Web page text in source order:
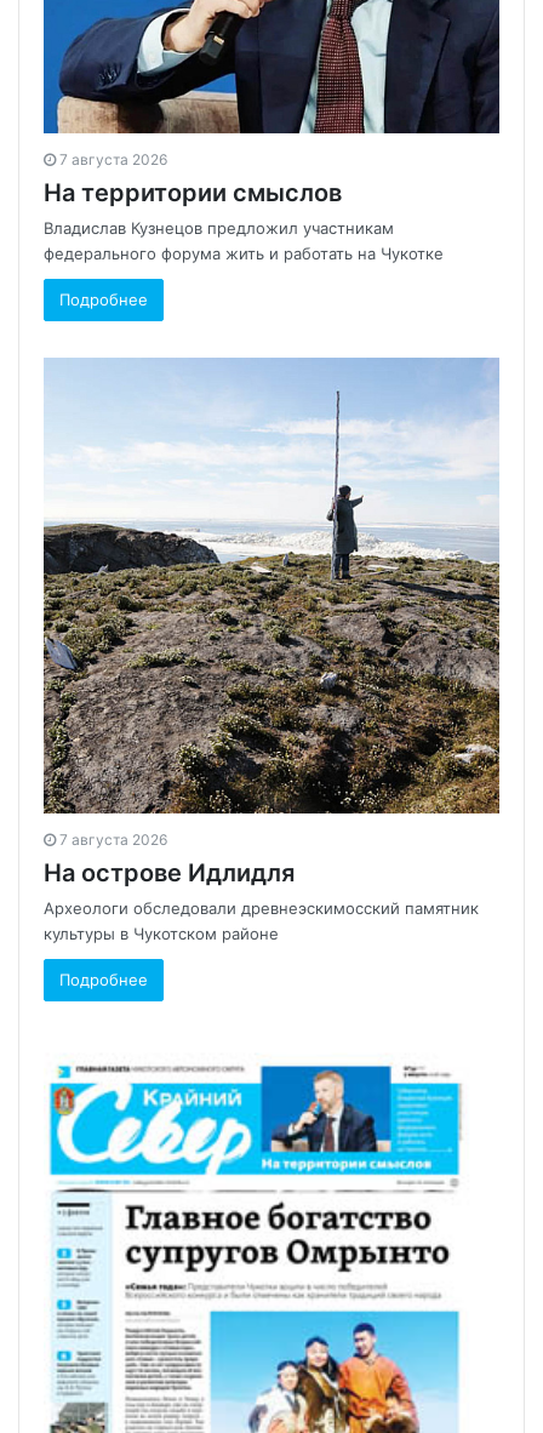
7 августа 2026
На территории смыслов
Владислав Кузнецов предложил участникам
федерального форума жить и работать на Чукотке
Подробнее
7 августа 2026
На острове Идлидля
Археологи обследовали древнеэскимосский памятник
культуры в Чукотском районе
Подробнее